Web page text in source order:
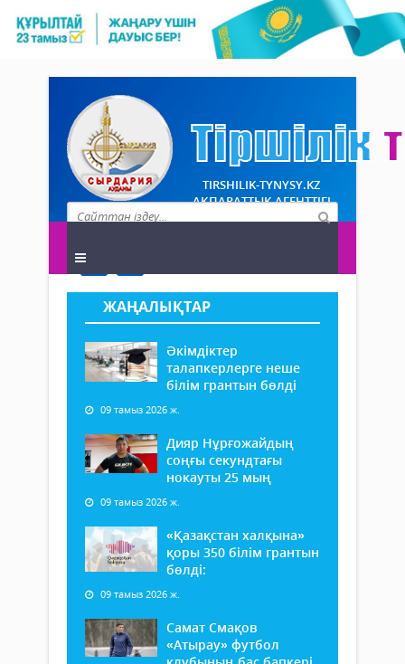
TIRSHILIK-TYNYSY.KZ
АҚПАРАТТЫҚ АГЕНТТІГІ
ЖАҢАЛЫҚТАР
Әкімдіктер
талапкерлерге неше
білім грантын бөлді
09 тамыз 2026 ж.
Дияр Нұрғожайдың
соңғы секундтағы
нокауты 25 мың
09 тамыз 2026 ж.
«Қазақстан халқына»
қоры 350 білім грантын
бөлді:
09 тамыз 2026 ж.
Самат Смақов
«Атырау» футбол